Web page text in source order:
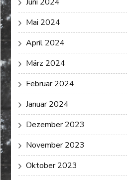
Mai 2024
April 2024
März 2024
Februar 2024
Januar 2024
Dezember 2023
November 2023
Oktober 2023